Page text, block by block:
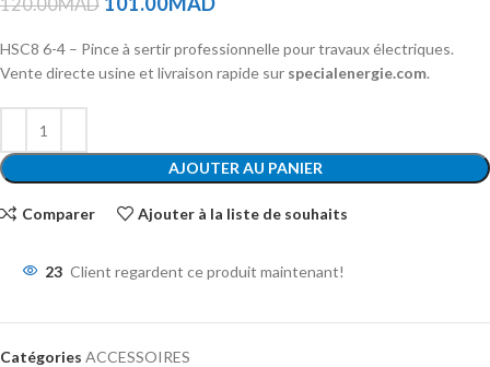
HSC8 6-4 – Pince à sertir professionnelle pour travaux électriques.
Vente directe usine et livraison rapide sur specialenergie.com.
AJOUTER AU PANIER
Comparer Ajouter à la liste de souhaits
23 Client regardent ce produit maintenant!
Catégories ACCESSOIRES